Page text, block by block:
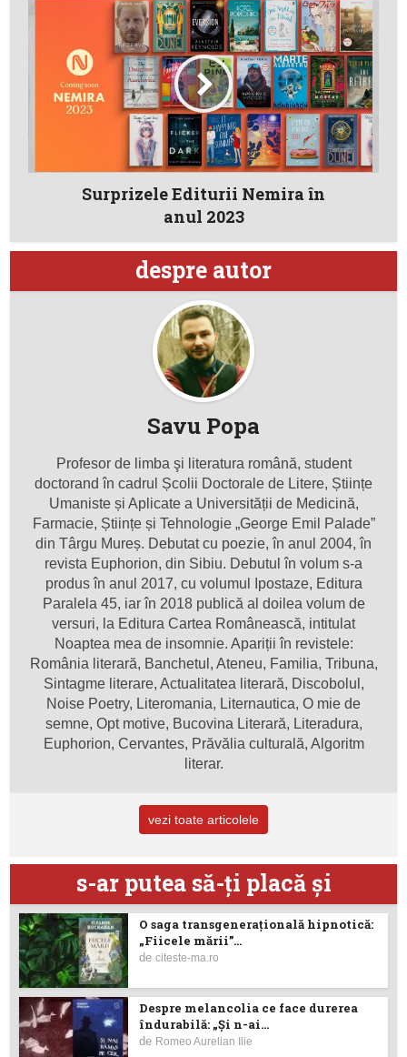
Surprizele Editurii Nemira în
anul 2023
despre autor
Savu Popa
Profesor de limba şi literatura română, student
doctorand în cadrul Școlii Doctorale de Litere, Științe
Umaniste și Aplicate a Universității de Medicină,
Farmacie, Științe și Tehnologie „George Emil Palade”
din Târgu Mureș. Debutat cu poezie, în anul 2004, în
revista Euphorion, din Sibiu. Debutul în volum s-a
produs în anul 2017, cu volumul Ipostaze, Editura
Paralela 45, iar în 2018 publică al doilea volum de
versuri, la Editura Cartea Românească, intitulat
Noaptea mea de insomnie. Apariții în revistele:
România literară, Banchetul, Ateneu, Familia, Tribuna,
Sintagme literare, Actualitatea literară, Discobolul,
Noise Poetry, Literomania, Liternautica, O mie de
semne, Opt motive, Bucovina Literară, Literadura,
Euphorion, Cervantes, Prăvălia culturală, Algoritm
literar.
vezi toate articolele
s-ar putea să-ţi placă şi
O saga transgenerațională hipnotică:
„Fiicele mării”...
deciteste-ma.ro
Despre melancolia ce face durerea
îndurabilă: „Și n-ai...
de Romeo Aurelian Ilie